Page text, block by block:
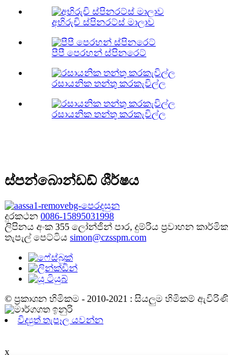
අභිරුචි ස්පිනරට්ස් මාලාව
පීපී පෙරහන් ස්පිනරෙට්
රසායනික තන්තු කරකැවිල්ල
රසායනික තන්තු කරකැවිල්ල
ස්පන්බොන්ඩඩ් ශීර්ෂය
දුරකථන 0086-15895031998
ලිපිනය අංක 355 ලෝන්ජින් පාර, දුම්රිය ප්‍රවාහන
තැපැල් පෙට්ටිය simon@czsspm.com
© ප්‍රකාශන හිමිකම - 2010-2021 : සියලුම හිමිකම්
විද්‍යුත් තැපෑල යවන්න
x